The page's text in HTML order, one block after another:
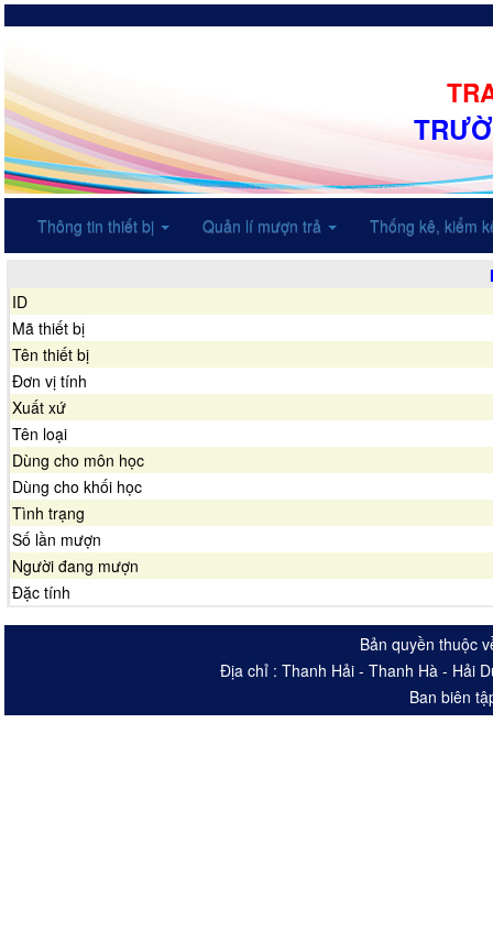
Thông tin thiết bị Quản lí mượn trả Thống kê, kiểm
ID
Mã thiết bị
Tên thiết bị
Đơn vị tính
Xuất xứ
Tên loại
Dùng cho môn học
Dùng cho khối học
Tình trạng
Số lần mượn
Người đang mượn
Đặc tính
Bản quyền thuộc
Địa chỉ : Thanh Hải - Thanh Hà - Hải
Ban biên